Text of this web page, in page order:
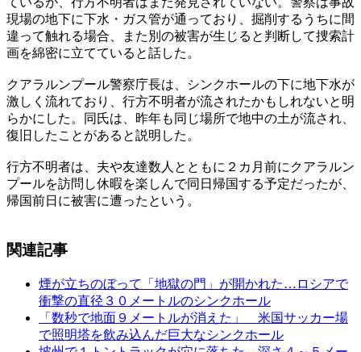
現場の地下に下水・ガス管が通っており、掘削するうちに間
違って触れる場合、また別の被害が生じると判断して捜索計
画を綿密に立てていると話した。
クアラルンプール警察庁長は、シンクホールの下に地下水が
激しく流れており、行方不明者が流されたかもしれないと明
らかにした。同氏は、昨年も同じ場所で地中の土が流され、
復旧したことがあると説明した。
行方不明者は、夫や友達数人とともに２カ月前にクアラルン
プールを訪問し休暇を楽しんで同日帰国する予定だったが、
帰国前日に被害に遭ったという。
関連記事
煙が立ちのぼって「地獄の門」が開かれた…ロシアで
衝撃の直径３０メートルのシンクホール
「数秒で地面９メートルが消えた」 米国サッカー場
で照明塔を飲み込んだ巨大なシンクホール